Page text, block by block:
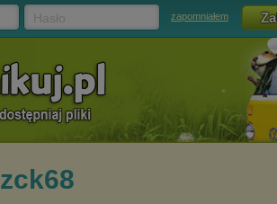
zapomniałem
zck68